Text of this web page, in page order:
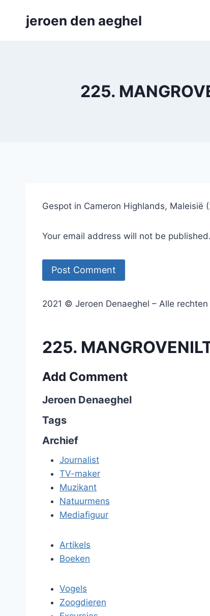
jeroen den aeghel
225.
Gespot in Cameron Highlands, Maleisië
Your email address will not be
2021 © Jeroen Denaeghel – Alle
225.
Add Comment
Jeroen Denaeghel
Tags
Archief
Journalist
TV-maker
Muzikant
Natuurmens
Mediafiguur
Artikels
Boeken
Vogels
Zoogdieren